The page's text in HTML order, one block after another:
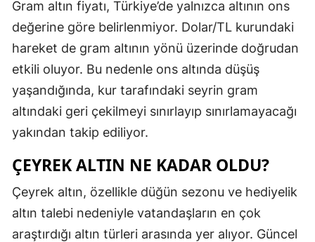
Gram altın fiyatı, Türkiye’de yalnızca altının ons
değerine göre belirlenmiyor. Dolar/TL kurundaki
hareket de gram altının yönü üzerinde doğrudan
etkili oluyor. Bu nedenle ons altında düşüş
yaşandığında, kur tarafındaki seyrin gram
altındaki geri çekilmeyi sınırlayıp sınırlamayacağı
yakından takip ediliyor.
ÇEYREK ALTIN NE KADAR OLDU?
Çeyrek altın, özellikle düğün sezonu ve hediyelik
altın talebi nedeniyle vatandaşların en çok
araştırdığı altın türleri arasında yer alıyor. Güncel